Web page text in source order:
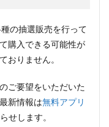
の抽選販売を行って
購入できる可能性が
おりません。
ご要望をいただいた
新情報は無料アプリ
せします。